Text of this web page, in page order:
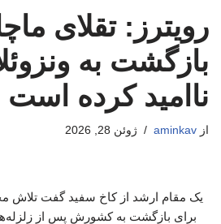
رویترز: تقلای
بازگشت به
ناامید کرده است
از aminkav ژوئن 28, 2026
یک مقام ارشد از کاخ سفید گفت تلاش
برای بازگشت به کشورش پس از